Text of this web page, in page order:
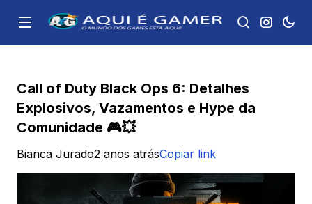
Call of Duty Black Ops 6: Detalhes
Explosivos, Vazamentos e Hype da
Comunidade 🎮💥
Bianca Jurado2 anos atrásCopiar link